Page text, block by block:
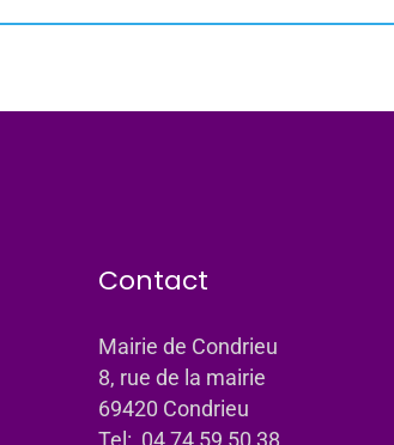
Contact
Mairie de Condrieu
8, rue de la mairie
69420 Condrieu